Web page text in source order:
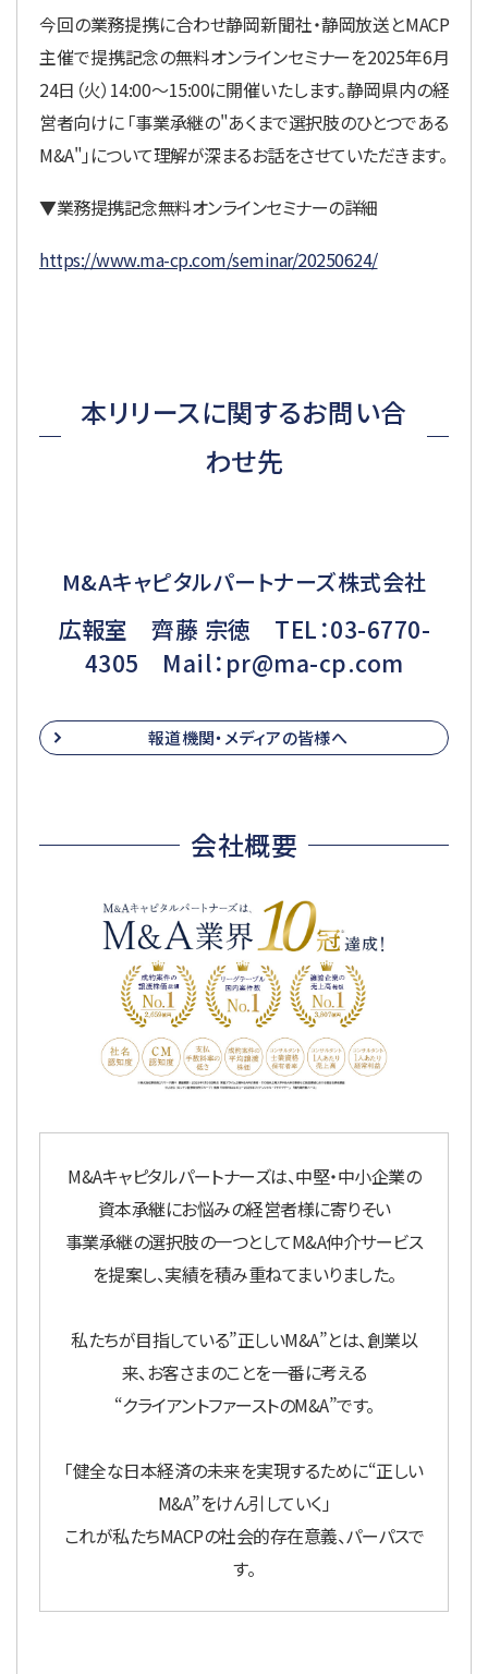
今回の業務提携に合わせ静岡新聞社・静岡放送とMACP
主催で提携記念の無料オンラインセミナーを2025年6月
24日（火）14:00～15:00に開催いたします。静岡県内の経
営者向けに 「事業承継の"あくまで選択肢のひとつである
M&A"」について理解が深まるお話をさせていただきます。
▼業務提携記念無料オンラインセミナーの詳細
https://www.ma-cp.com/seminar/20250624/
本リリースに関するお問い合
わせ先
M&Aキャピタルパートナーズ株式会社
広報室 齊藤 宗徳 TEL：03-6770-
4305 Mail：pr@ma-cp.com
報道機関・メディアの皆様へ
会社概要
M&Aキャピタルパートナーズは、中堅・中小企業の
資本承継にお悩みの経営者様に寄りそい
事業承継の選択肢の一つとしてM&A仲介サービス
を提案し、実績を積み重ねてまいりました。
私たちが目指している”正しいM&A”とは、創業以
来、お客さまのことを一番に考える
“クライアントファーストのM&A”です。
「健全な日本経済の未来を実現するために“正しい
M&A”をけん引していく」
これが私たちMACPの社会的存在意義、パーパスで
す。